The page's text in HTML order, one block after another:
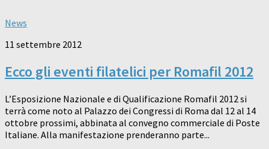
News
11 settembre 2012
Ecco gli eventi filatelici per Romafil 2012
L’Esposizione Nazionale e di Qualificazione Romafil 2012 si
terrà come noto al Palazzo dei Congressi di Roma dal 12 al 14
ottobre prossimi, abbinata al convegno commerciale di Poste
Italiane. Alla manifestazione prenderanno parte...